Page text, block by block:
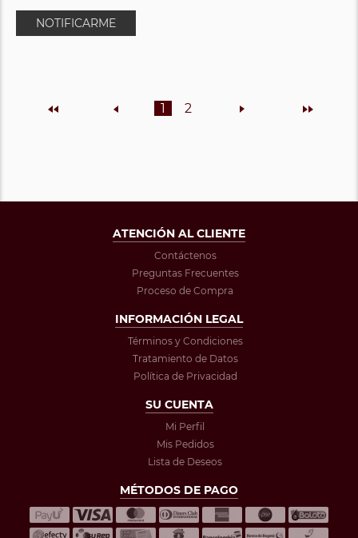
NOTIFICARME
Inicio Anterior 1 2 Siguiente Final
ATENCIÓN AL CLIENTE
Contáctenos
Preguntas Frecuentes
Proceso de Compra
INFORMACIÓN LEGAL
Términos y Condiciones
Tratamiento de Datos
Política de Privacidad
SU CUENTA
Mi Perfil
Mis Pedidos
Lista de Deseos
MÉTODOS DE PAGO